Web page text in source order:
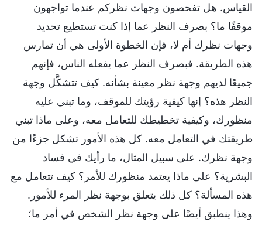
القياس. هل تفحصون وجهات نظركم عندما تواجهون
موقفًا ما؟ بصرف النظر عما إذا كنت تستطيع تحديد
وجهات نظرك أم لا، فإن الخطوة الأولى هي أن تمارس
هذه الطريقة. فبصرف النظر عما يفعله الناس، فإنهم
جميعًا لديهم وجهة نظر معينة بشأنه. كيف تتشكَّل وجهة
النظر هذه؟ إنها كيفية رؤيتك للموقف، وما تبني عليه
منظورك، وكيفية تخطيطك للتعامل معه، وعلى ماذا تبني
طريقتك في التعامل معه. كل هذه الأمور تشكل جزءًا من
وجهة نظرك. على سبيل المثال، ما رأيك في فساد
البشرية؟ على ماذا يعتمد منظورك للأمر؟ كيف تتعامل مع
هذه المسألة؟ كل ذلك يتعلق بوجهة نظر المرء للأمور.
وهذا ينطبق أيضًا على وجهة نظر الشخص في أمر ما؛